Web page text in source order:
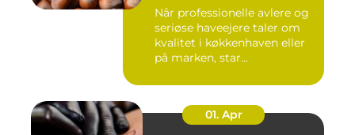
Når professionelle avlere og
seriøse haveejere taler om
kvalitet i køkkenhaven eller
på marken, star...
01. Apr